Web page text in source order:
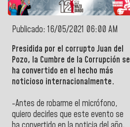
Publicado: 16/05/2021 06:00 AM
Presidida por el corrupto Juan del
Pozo, la Cumbre de la Corrupción se
ha convertido en el hecho más
noticioso internacionalmente.
-Antes de robarme el micrófono,
quiero decirles que este evento se